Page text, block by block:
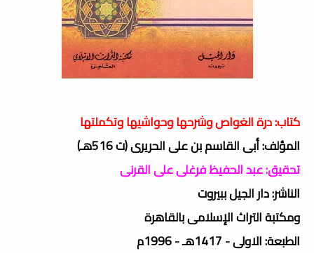
كتاب: درة الغواص وشرحها وحواشيها وتكملتها
المؤلف: أبى القاسم بن على الحريرى (ت 516هـ)
تحقيق: عبد الحفيظ فرغلى على القرنى
الناشر: دار الجيل ببيروت
ومكتبة التراث الإسلامى بالقاهرة
الطبعة: الاولى - 1417هـ - 1996م